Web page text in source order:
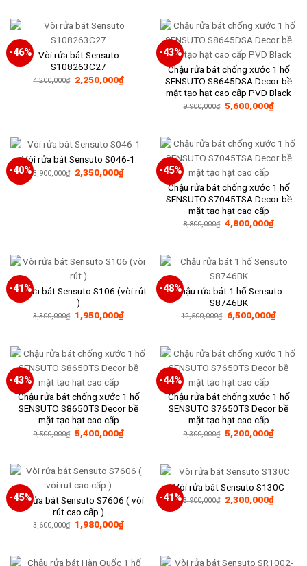
3,350,000₫.
-46%
Vòi rửa bát Sensuto
S108263C27
4,200,000₫ Giá
gốc
2,250,000₫Giá
hiện
-43%
Chậu rửa bát chống xước 1 hố
SENSUTO S8645DSA Decor bề
mặt tạo hạt cao cấp PVD Black
9,900,000₫ Giá
gốc
5,600,000₫Giá
hiện
-40%
Vòi rửa bát Sensuto S046-1
3,900,000₫ Giá
gốc
2,350,000₫Giá
hiện
-45%
Chậu rửa bát chống xước 1 hố
SENSUTO S7045TSA Decor bề
mặt tạo hạt cao cấp
8,800,000₫ Giá
gốc
4,800,000₫Giá
hiện
-41%
Vòi rửa bát Sensuto S106 (vòi rút
)
3,300,000₫ Giá
gốc
1,950,000₫Giá
hiện
1,950,000₫.
-48%Chậu rửa bát 1 hố Sensuto
S8746BK
12,500,000₫ Giá
gốc
6,500,000₫Giá
hiện
-43%
Chậu rửa bát chống xước 1 hố
SENSUTO S8650TS Decor bề
mặt tạo hạt cao cấp
9,500,000₫ Giá
gốc
5,400,000₫Giá
hiện
5,400,000₫.
-44%
Chậu rửa bát chống xước 1 hố
SENSUTO S7650TS Decor bề
mặt tạo hạt cao cấp
9,300,000₫ Giá
gốc
5,200,000₫Giá
hiện
-45%
Vòi rửa bát Sensuto S7606 ( vòi
rút cao cấp )
3,600,000₫ Giá
gốc
1,980,000₫Giá
hiện
1,980,000₫.
-41%
Vòi rửa bát Sensuto S130C
3,900,000₫ Giá
gốc
2,300,000₫Giá
hiện